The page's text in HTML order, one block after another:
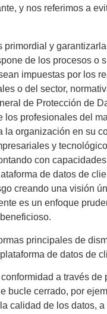
y nos referimos a
primordial y
de los procesos o
impuestas por los
o del sector,
de Protección de
los profesionales del
la organización en su
y
con
de datos de
creando una visión
es un enfoque
principales de
de datos de
a través de
bucle cerrado, por
calidad de los datos,